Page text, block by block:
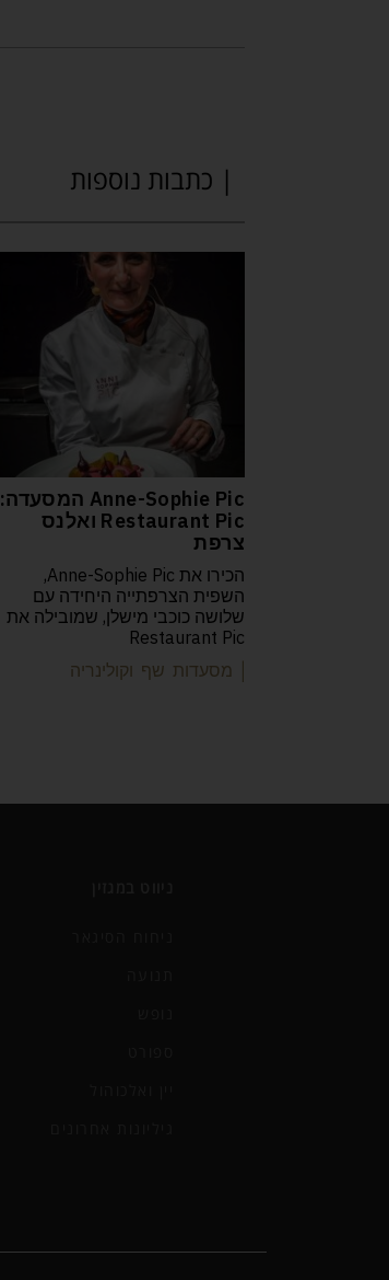
| כתבות נוספות
Anne-Sophie Pic המסעדה:
Restaurant Pic ואלנס
צרפת
הכירו את Anne-Sophie Pic,
השפית הצרפתייה היחידה עם
שלושה כוכבי מישלן, שמובילה את
Restaurant Pic
| מסעדות שף וקולינריה